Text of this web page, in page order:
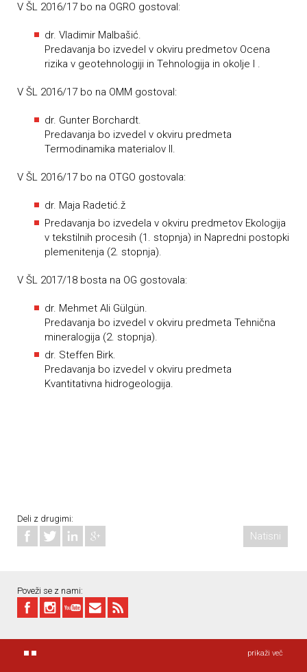
V ŠL 2016/17 bo na OGRO gostoval:
dr. Vladimir Malbašić.
Predavanja bo izvedel v okviru predmetov Ocena
rizika v geotehnologiji in Tehnologija in okolje I .
V ŠL 2016/17 bo na OMM gostoval:
dr. Gunter Borchardt.
Predavanja bo izvedel v okviru predmeta
Termodinamika materialov II.
V ŠL 2016/17 bo na OTGO gostovala:
dr. Maja Radetić.ž
Predavanja bo izvedela v okviru predmetov Ekologija
v tekstilnih procesih (1. stopnja) in Napredni postopki
plemenitenja (2. stopnja).
V ŠL 2017/18 bosta na OG gostovala:
dr. Mehmet Ali Gülgün.
Predavanja bo izvedel v okviru predmeta Tehnična
mineralogija (2. stopnja).
dr. Steffen Birk.
Predavanja bo izvedel v okviru predmeta
Kvantitativna hidrogeologija.
Deli z drugimi:
Natisni
Poveži se z nami:
prikaži več